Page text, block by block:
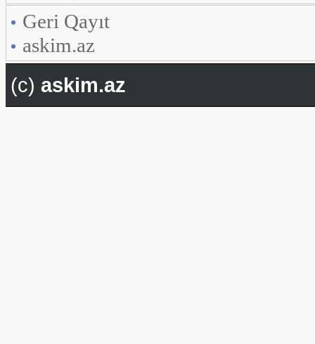
Geri Qayıt
askim.az
(c) askim.az